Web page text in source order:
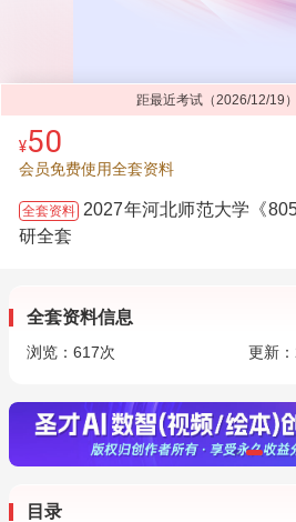
距最近考试（2026/12/19
¥50
会员免费使用全套资料
全套资料 2027年河北师范大学《
研全套
全套资料信息
浏览： 617次 更新
目录